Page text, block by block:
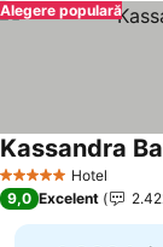
Alegere populară
5 Stele Hotel
Kassandra
9,0 Excelent